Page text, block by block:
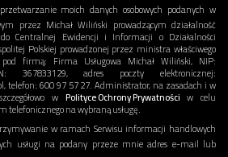
moich danych osobowych podanych w
przez Michał Wiliński prowadzącym działalność
do Centralnej Ewidencji i Informacji o Działalności
Polskiej prowadzonej przez ministra właściwego
firmą: Firma Usługowa Michał Wiliński, NIP:
367833129, adres poczty elektronicznej:
telefon: 600 97 57 27. Administrator, na zasadach i w
w Polityce Ochrony Prywatności w celu
telefonicznego na wybraną usługę.
w ramach Serwisu informacji handlowych
usługi na podany przeze mnie adres e-mail lub